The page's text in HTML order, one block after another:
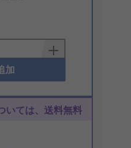
加
いては、送料無料